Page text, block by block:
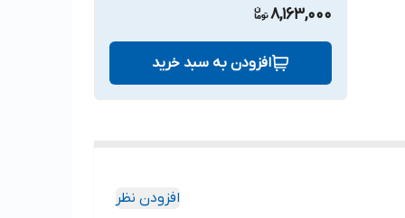
8,163,000
افزودن به سبد خرید
افزودن نظر